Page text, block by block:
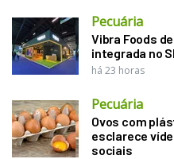
Pecuária
Vibra Foods
integrada no
há 23 horas
Pecuária
Ovos com
esclarece
sociais